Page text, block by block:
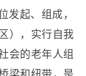
发起、组成，
），实行自我
会的老年人组